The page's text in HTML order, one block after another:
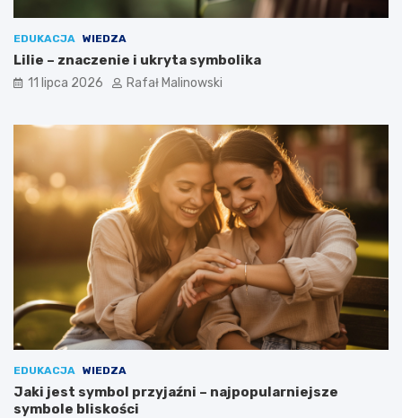
EDUKACJA WIEDZA
Lilie – znaczenie i ukryta symbolika
11 lipca 2026 Rafał Malinowski
EDUKACJA WIEDZA
Jaki jest symbol przyjaźni – najpopularniejsze
symbole bliskości